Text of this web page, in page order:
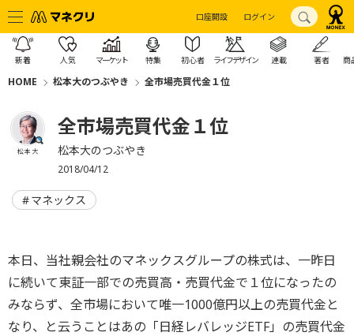
口座開設 ログイン
新着 人気 マーケット 特集 初心者 ライフデザイン 連載 著者 商
HOME 松本大のつぶやき 全市場売買代金１位
松本 大
全市場売買代金１位
松本大のつぶやき
2018/04/12
マネックス
本日、当社親会社のマネックスグループの株式は、一昨日
に続いて東証一部での売買高・売買代金で１位になったの
みならず、全市場において唯一1000億円以上の売買代金と
なり、と云うことはあの「日経レバレッジETF」の売買代金